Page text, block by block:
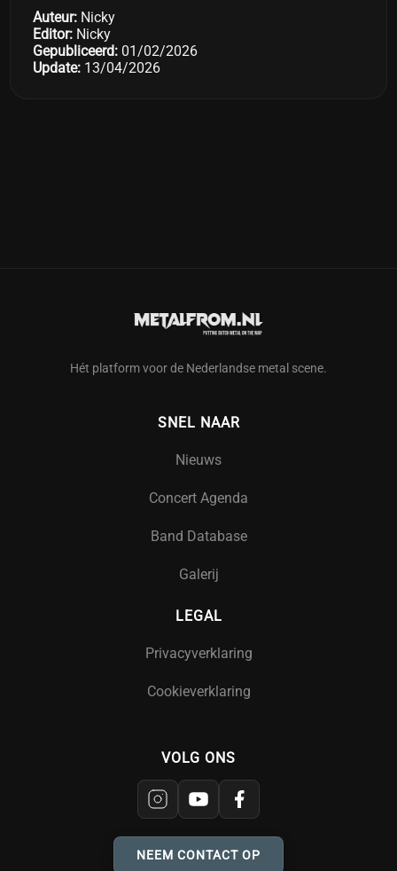
Auteur: Nicky
Editor: Nicky
Gepubliceerd: 01/02/2026
Update: 13/04/2026
Hét platform voor de Nederlandse metal scene.
SNEL NAAR
Nieuws
Concert Agenda
Band Database
Galerij
LEGAL
Privacyverklaring
Cookieverklaring
VOLG ONS
NEEM CONTACT OP